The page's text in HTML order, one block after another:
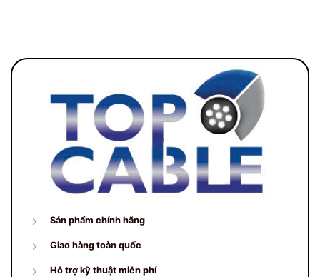
Sản phẩm chính hãng
Giao hàng toàn quốc
Hỗ trợ kỹ thuật miễn phí